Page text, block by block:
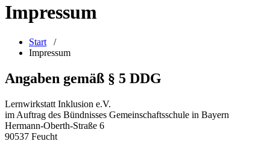
Impressum
Start /
Impressum
Angaben gemäß § 5 DDG
Lernwirkstatt Inklusion e.V.
im Auftrag des Bündnisses Gemeinschaftsschule in Bayern
Hermann-Oberth-Straße 6
90537 Feucht